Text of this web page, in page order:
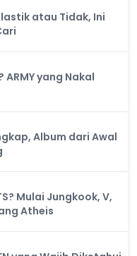
atau Tidak, Ini
ARMY yang Nakal
Album dari Awal
Mulai Jungkook, V,
Atheis